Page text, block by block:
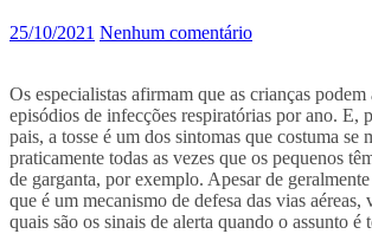
25/10/2021 Nenhum comentário
Os especialistas afirmam que as crianças podem
episódios de infecções respiratórias por ano. E,
pais, a tosse é um dos sintomas que costuma se
praticamente todas as vezes que os pequenos
de garganta, por exemplo. Apesar de
que é um mecanismo de defesa das vias
quais são os sinais de alerta quando o assunto é